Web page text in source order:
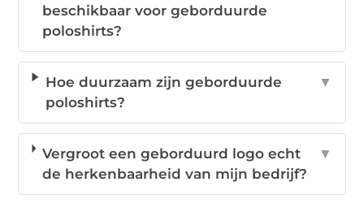
beschikbaar voor geborduurde
poloshirts?
Hoe duurzaam zijn geborduurde
poloshirts?
▼
Vergroot een geborduurd logo echt
de herkenbaarheid van mijn bedrijf?
▼